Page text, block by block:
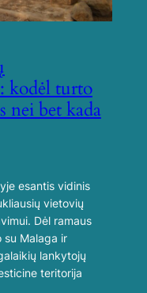
kodėl turto
nei bet kada
esantis vidinis
vietovių
Dėl ramaus
su Malaga ir
lankytojų
teritorija